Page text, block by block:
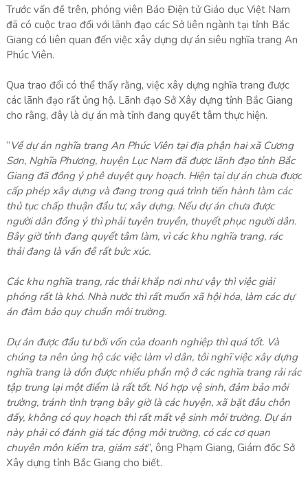
Trước vấn đề trên, phóng viên Báo Điện tử Giáo dục Việt Nam
đã có cuộc trao đổi với lãnh đạo các Sở liên ngành tại tỉnh Bắc
Giang có liên quan đến việc xây dựng dự án siêu nghĩa trang An
Phúc Viên.
Qua trao đổi có thể thấy rằng, việc xây dựng nghĩa trang được
các lãnh đạo rất ủng hộ. Lãnh đạo Sở Xây dựng tỉnh Bắc Giang
cho rằng, đây là dự án mà tỉnh đang quyết tâm thực hiện.
“Về dự án nghĩa trang An Phúc Viên tại địa phận hai xã Cương
Sơn, Nghĩa Phương, huyện Lục Nam đã được lãnh đạo tỉnh Bắc
Giang đã đồng ý phê duyệt quy hoạch. Hiện tại dự án chưa được
cấp phép xây dựng và đang trong quá trình tiến hành làm các
thủ tục chấp thuận đầu tư, xây dựng. Nếu dự án chưa được
người dân đồng ý thì phải tuyên truyền, thuyết phục người dân.
Bây giờ tỉnh đang quyết tâm làm, vì các khu nghĩa trang, rác
thải đang là vấn đề rất bức xúc.
Các khu nghĩa trang, rác thải khắp nơi như vậy thì việc giải
phóng rất là khó. Nhà nước thì rất muốn xã hội hóa, làm các dự
án đảm bảo quy chuẩn môi trường.
Dự án được đầu tư bởi vốn của doanh nghiệp thì quá tốt. Và
chúng ta nên ủng hộ các việc làm vì dân, tôi nghĩ việc xây dựng
nghĩa trang là dồn được nhiều phần mộ ở các nghĩa trang rải rác
tập trung lại một điểm là rất tốt. Nó hợp vệ sinh, đảm bảo môi
trường, tránh tình trạng bây giờ là các huyện, xã bặt đâu chôn
đấy, không có quy hoạch thì rất mất vệ sinh môi trường. Dự án
này phải có đánh giá tác động môi trường, có các cơ quan
chuyên môn kiểm tra, giám sát”, ông Phạm Giang, Giám đốc Sở
Xây dựng tỉnh Bắc Giang cho biết.